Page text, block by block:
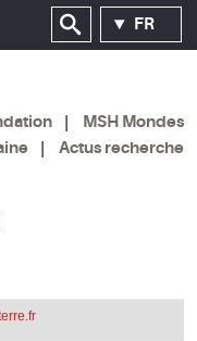
FR
MSH Mondes
Actus recherche